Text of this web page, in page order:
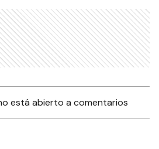
está abierto a comentarios